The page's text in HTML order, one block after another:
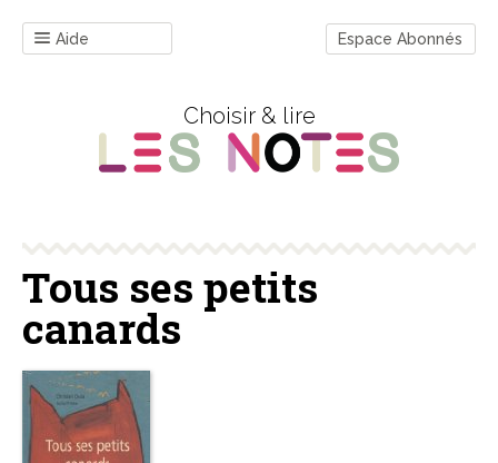
Aide Espace Abonnés
Choisir & lire
Tous ses petits
canards